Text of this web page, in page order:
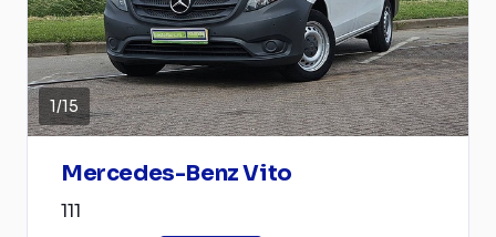
1/15
Mercedes-Benz Vito
111